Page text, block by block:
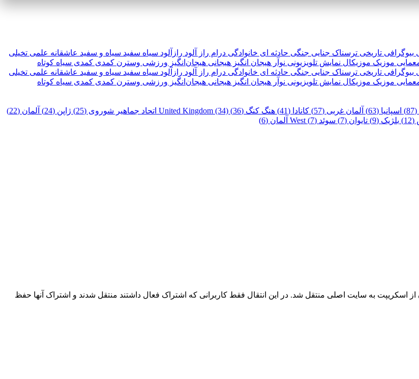
بیوگرافی تاریخی ترسناک جنایی جنگی حادثه ای خانوادگی درام راز آلود رازآلود سیاه سفید سیاه و سفید عاشقانه علمی تخیلی
موزیک موزیکال نمایش تلویزیونی نوآر هیجان انگیز هیجانی هیجان‌انگیز ورزشی وسترن کمدی کمدی سیاه کوتاه
بیوگرافی تاریخی ترسناک جنایی جنگی حادثه ای خانوادگی درام راز آلود رازآلود سیاه سفید سیاه و سفید عاشقانه علمی تخیلی
موزیک موزیکال نمایش تلویزیونی نوآر هیجان انگیز هیجانی هیجان‌انگیز ورزشی وسترن کمدی کمدی سیاه کوتاه
اسپانیا (63) آلمان غربی (57) کانادا (41) هنگ کنگ (36) United Kingdom (34) اتحاد جماهیر شوروی (25) ژاپن (24)
آلمان (22)
بلژیک (9) تایوان (7) سوئد (7)
West آلمان (6)
اسکریپت به سایت اصلی منتقل شد. در این انتقال فقط کاربرانی که اشتراک فعال داشتند منتقل شدند و اشتراک آنها حفظ